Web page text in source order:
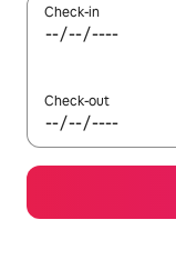
Check-in
Check-out